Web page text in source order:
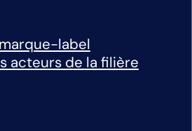
label
acteurs de la filière